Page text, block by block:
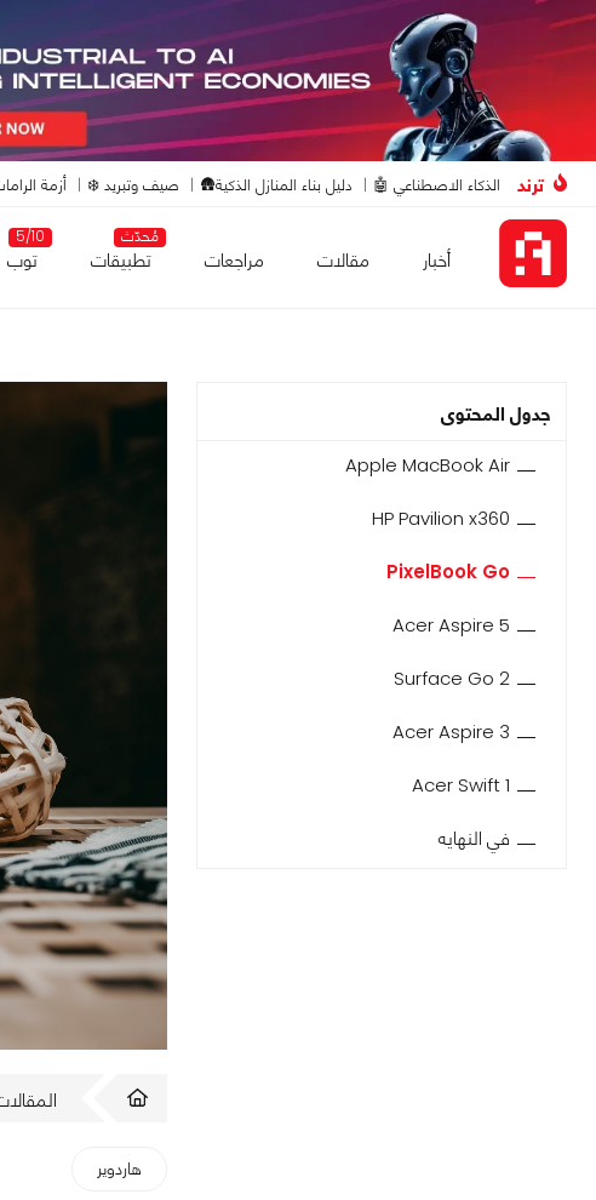
ترند الذكاء الاصطناعي 🤖 دليل بناء المنازل الذكية🛖 صيف وتبريد ❄️ أزمة
أخبار مقالات مراجعات
مُحدّث
تطبيقات
5/10
توب
جدول المحتوى
Apple MacBook Air
HP Pavilion x360
PixelBook Go
Acer Aspire 5
Surface Go 2
Acer Aspire 3
Acer Swift 1
في النهايه
هاردوير